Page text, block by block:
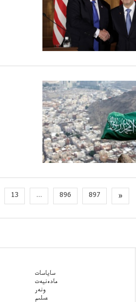
13 ... 896 897 »
ساياسات
مادەنيەت
ونەر
عىلىم